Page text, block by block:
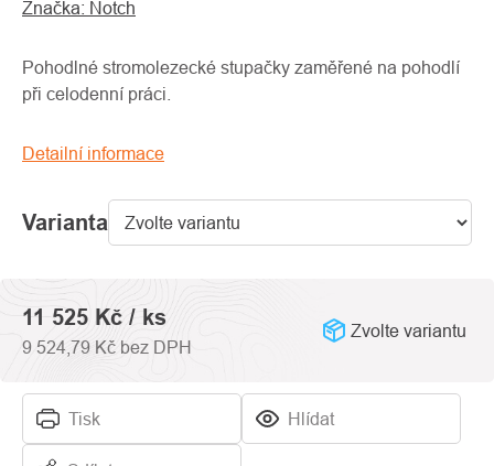
hodnocení
je
0,0
5
Značka: Notch
Varianta
Pohodlné stromolezecké stupačky zaměřené na pohodlí
při celodenní práci.
Detailní informace
Tisk Hlídat
11 525 Kč / ks
9 524,79 Kč bez DPH
Zvolte variantu